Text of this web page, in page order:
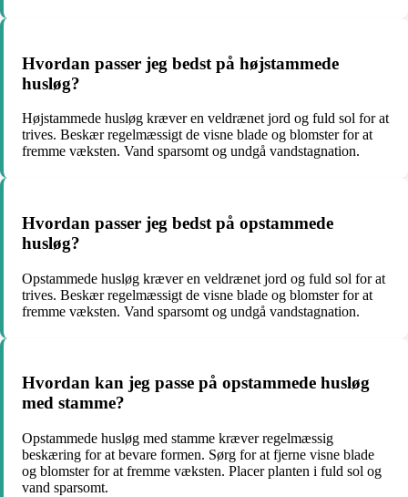
Hvordan passer jeg bedst på højstammede
husløg?
Højstammede husløg kræver en veldrænet jord og fuld sol for at
trives. Beskær regelmæssigt de visne blade og blomster for at
fremme væksten. Vand sparsomt og undgå vandstagnation.
Hvordan passer jeg bedst på opstammede
husløg?
Opstammede husløg kræver en veldrænet jord og fuld sol for at
trives. Beskær regelmæssigt de visne blade og blomster for at
fremme væksten. Vand sparsomt og undgå vandstagnation.
Hvordan kan jeg passe på opstammede husløg
med stamme?
Opstammede husløg med stamme kræver regelmæssig
beskæring for at bevare formen. Sørg for at fjerne visne blade
og blomster for at fremme væksten. Placer planten i fuld sol og
vand sparsomt.